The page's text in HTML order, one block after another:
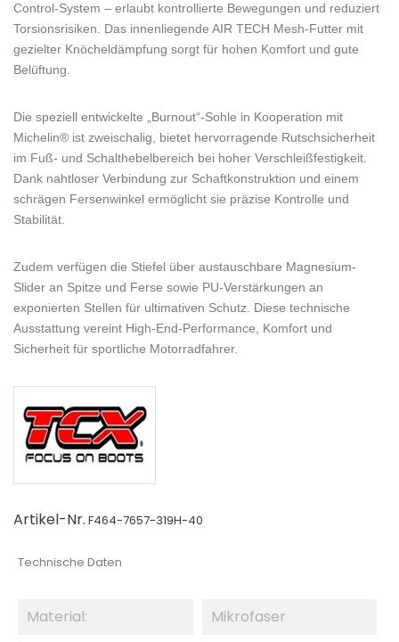
Control-System – erlaubt kontrollierte Bewegungen und reduziert
Torsionsrisiken. Das innenliegende AIR TECH Mesh-Futter mit
gezielter Knöcheldämpfung sorgt für hohen Komfort und gute
Belüftung.
Die speziell entwickelte „Burnout“-Sohle in Kooperation mit
Michelin® ist zweischalig, bietet hervorragende Rutschsicherheit
im Fuß- und Schalthebelbereich bei hoher Verschleißfestigkeit.
Dank nahtloser Verbindung zur Schaftkonstruktion und einem
schrägen Fersenwinkel ermöglicht sie präzise Kontrolle und
Stabilität.
Zudem verfügen die Stiefel über austauschbare Magnesium-
Slider an Spitze und Ferse sowie PU-Verstärkungen an
exponierten Stellen für ultimativen Schutz. Diese technische
Ausstattung vereint High-End-Performance, Komfort und
Sicherheit für sportliche Motorradfahrer.
Artikel-Nr. F464-7657-319H-40
Technische Daten
Material: Mikrofaser